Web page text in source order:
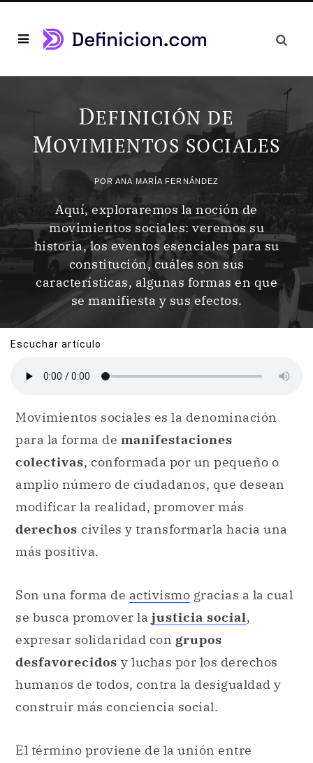
DEFINICIÓN DE
MOVIMIENTOS SOCIALES
PORANA MARÍA FERNÁNDEZ
Aquí, exploraremos la noción de
movimientos sociales: veremos su
historia, los eventos esenciales para su
constitución, cuáles son sus
características, algunas formas en que
se manifiesta y sus efectos.
Escuchar artículo
Movimientos sociales es la denominación
para la forma de manifestaciones
colectivas, conformada por un pequeño o
amplio número de ciudadanos, que desean
modificar la realidad, promover más
derechos civiles y transformarla hacia una
más positiva.
Son una forma de activismo gracias a la cual
se busca promover la justicia social,
expresar solidaridad con grupos
desfavorecidos y luchas por los derechos
humanos de todos, contra la desigualdad y
construir más conciencia social.
El término proviene de la unión entre